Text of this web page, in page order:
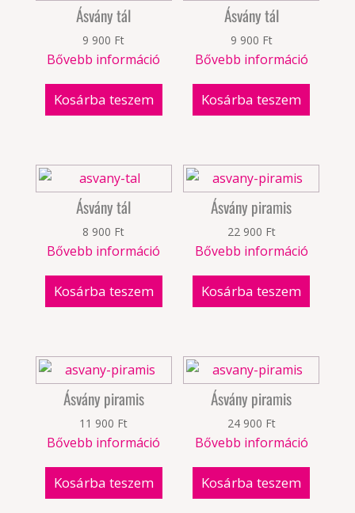
Ásvány tál
9 900 Ft
Bővebb információ
Kosárba teszem
Ásvány tál
9 900 Ft
Bővebb információ
Kosárba teszem
Ásvány tál
8 900 Ft
Bővebb információ
Kosárba teszem
Ásvány piramis
22 900 Ft
Bővebb információ
Kosárba teszem
Ásvány piramis
11 900 Ft
Bővebb információ
Kosárba teszem
Ásvány piramis
24 900 Ft
Bővebb információ
Kosárba teszem